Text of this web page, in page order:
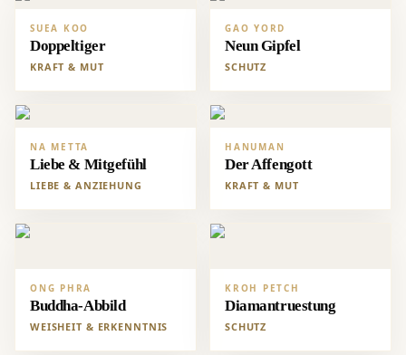
SUEA KOO
Doppeltiger
KRAFT & MUT
GAO YORD
Neun Gipfel
SCHUTZ
NA METTA
Liebe & Mitgefühl
LIEBE & ANZIEHUNG
HANUMAN
Der Affengott
KRAFT & MUT
ONG PHRA
Buddha-Abbild
WEISHEIT & ERKENNTNIS
KROH PETCH
Diamantruestung
SCHUTZ